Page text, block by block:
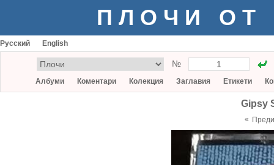
ПЛОЧИ ОТ
Русский English
№
Албуми Коментари Колекция Заглавия Етикети
Gipsy
«